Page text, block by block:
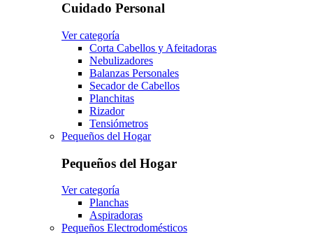
Cuidado Personal
Ver categoría
Corta Cabellos y Afeitadoras
Nebulizadores
Balanzas Personales
Secador de Cabellos
Planchitas
Rizador
Tensiómetros
Pequeños del Hogar
Pequeños del Hogar
Ver categoría
Planchas
Aspiradoras
Pequeños Electrodomésticos